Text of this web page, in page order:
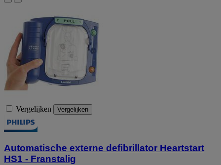
Vergelijken Vergelijken
Automatische externe defibrillator Heartstart
HS1 - Franstalig